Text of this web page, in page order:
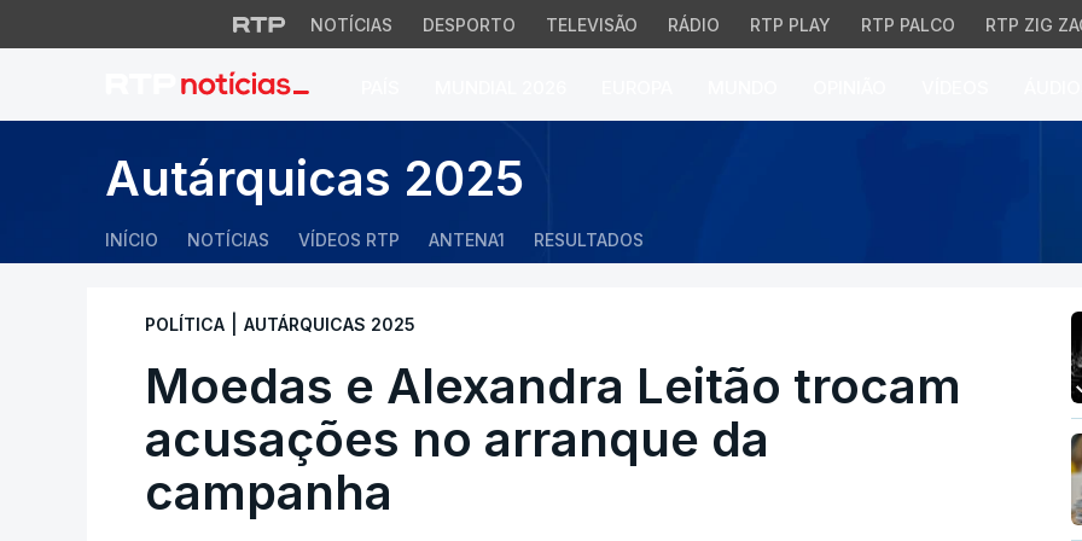
NOTÍCIAS DESPORTO TELEVISÃO RÁDIO RTP PLAY RTP PALCO RTP ZIG
Moedas e Alexandra Leitão trocam
Autárquicas 2025
INÍCIO NOTÍCIAS VÍDEOS RTP ANTENA1 RESULTADOS
POLÍTICA AUTÁRQUICAS 2025
Moedas e Alexandra Leitão trocam
acusações no arranque da
campanha